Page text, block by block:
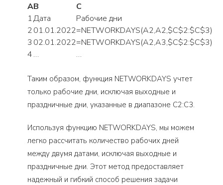
AB
C
1Дата
Рабочие дни
201.01.2022=NETWORKDAYS(A2,A2,$C$2:$C$3)
3 02.01.2022=NETWORKDAYS(A2,A3,$C$2:$C$3)
4… …
Таким образом, функция NETWORKDAYS учтет
только рабочие дни, исключая выходные и
праздничные дни, указанные в диапазоне C2:C3.
Используя функцию NETWORKDAYS, мы можем
легко рассчитать количество рабочих дней
между двумя датами, исключая выходные и
праздничные дни. Этот метод предоставляет
надежный и гибкий способ решения задачи